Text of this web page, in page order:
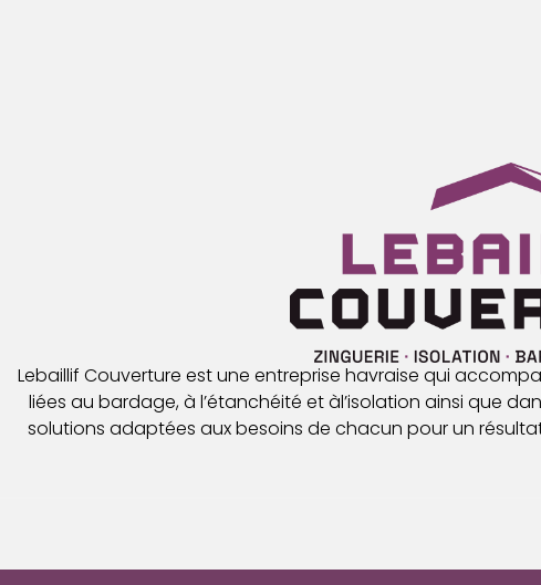
Lebaillif Couverture est une entreprise havraise qui
liées au bardage, à l’étanchéité et àl’isolation ainsi que
solutions adaptées aux besoins de chacun pour un